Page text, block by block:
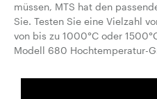
müssen, MTS hat den
Sie. Testen Sie eine Vielzahl
von bis zu 1000°C oder
Modell 680 Hochtemperatur-